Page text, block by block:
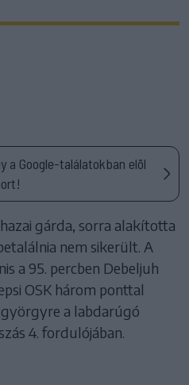
a Google-találatokban elöl
gárda, sorra alakította
nem sikerült. A
a 95. percben Debeljuh
OSK három ponttal
a labdarúgó
4. fordulójában.